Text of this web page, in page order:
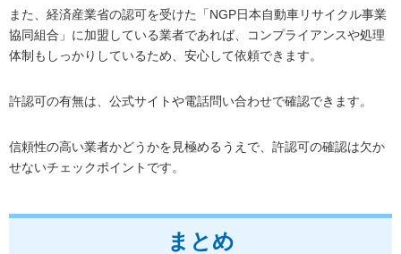
また、経済産業省の認可を受けた「NGP日本自動車リサイクル事業
協同組合」に加盟している業者であれば、コンプライアンスや処理
体制もしっかりしているため、安心して依頼できます。
許認可の有無は、公式サイトや電話問い合わせで確認できます。
信頼性の高い業者かどうかを見極めるうえで、許認可の確認は欠か
せないチェックポイントです。
まとめ